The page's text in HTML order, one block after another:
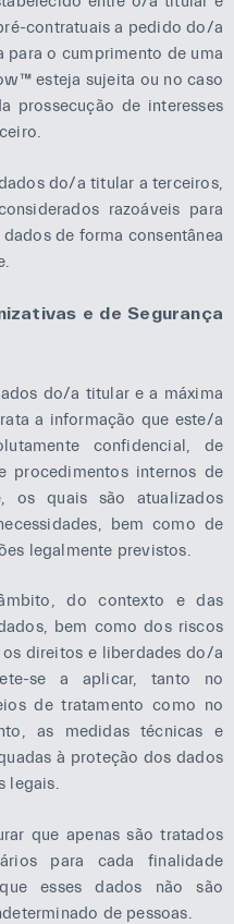
contratuais a pedido do/a
para o cumprimento de uma
esteja sujeita ou no caso
prossecução de interesses
do/a titular a terceiros,
razoáveis para
de forma consentânea
e de Segurança
do/a titular e a máxima
a informação que este/a
confidencial, de
procedimentos internos de
os quais são atualizados
bem como de
legalmente previstos.
do contexto e das
bem como dos riscos
direitos e liberdades do/a
se a aplicar, tanto no
de tratamento como no
as medidas técnicas e
à proteção dos dados
legais.
que apenas são tratados
para cada finalidade
esses dados não são
de pessoas.